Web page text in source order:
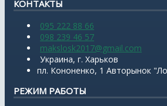
КОНТАКТЫ
095 222 88 66
098 239 46 57
makslosk2017@gmail.com
Украина, г. Харьков
пл. Кононенко, 1 Авторынок
РЕЖИМ РАБОТЫ